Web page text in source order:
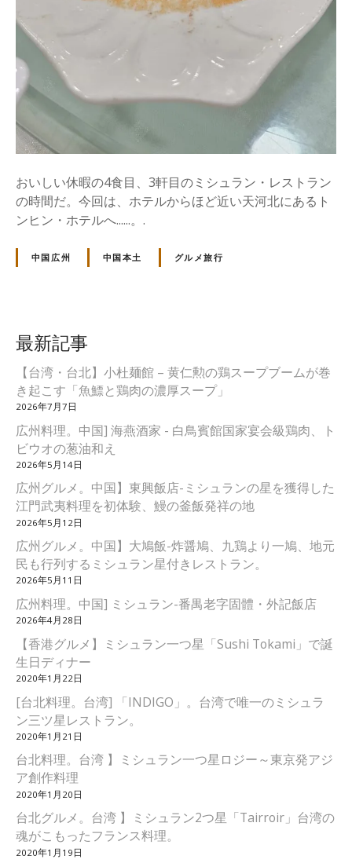
鱔
煲
飯
發
源
地
おいしい休暇の4食目、3軒目のミシュラン・レストラン
の時間だ。今回は、ホテルからほど近い天河北にあるト
ンヒン・ホテルへ......。.
中国広州 中国本土 グルメ旅行
最新記事
【台湾・台北】小杜麺館 – 黄仁勲の鶏スープブームが巻
き起こす「魚鰾と鶏肉の濃厚スープ」
2026年7月7日
広州料理。中国] 海燕酒家 - 白鳥賓館国家宴会級鶏肉、ト
ビウオの葱油和え
2026年5月14日
広州グルメ。中国】東興飯店-ミシュランの星を獲得した
江門武夷料理を初体験、鰻の釜飯発祥の地
2026年5月12日
広州グルメ。中国】大鳩飯-炸醤鳩、九鶏より一鳩、地元
民も行列するミシュラン星付きレストラン。
2026年5月11日
広州料理。中国] ミシュラン-番禺老字固體・外記飯店
2026年4月28日
【香港グルメ】ミシュラン一つ星「Sushi Tokami」で誕
生日ディナー
2020年1月22日
[台北料理。台湾] 「INDIGO」。台湾で唯一のミシュラ
ン三ツ星レストラン。
2020年1月21日
台北料理。台湾 】ミシュラン一つ星ロジー～東京発アジ
ア創作料理
2020年1月20日
台北グルメ。台湾 】ミシュラン2つ星「Tairroir」台湾の
魂がこもったフランス料理。
2020年1月19日